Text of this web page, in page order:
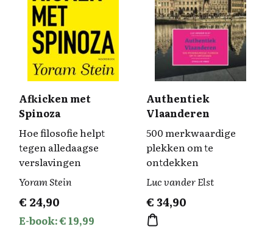
Afkicken met
Spinoza
Hoe filosofie helpt
tegen alledaagse
verslavingen
Yoram Stein
€ 24,90
E-book: € 19,99
Authentiek
Vlaanderen
500 merkwaardige
plekken om te
ontdekken
Luc vander Elst
€34,90